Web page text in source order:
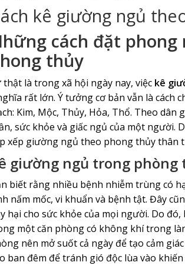
kê giường ngủ
cách đặt
thủy
thật là trong xã hội ngày nay, việc kê
rất lớn. Ý tưởng cơ bản vẫn là
Kim, Mộc, Thủy, Hỏa, Thổ. Theo
sức khỏe và giấc ngủ của một người.
xếp giường ngủ theo phong thủy thân
giường ngủ trong
biết rằng nhiều bệnh nhiễm trùng có
nấm mốc, vi khuẩn và bệnh tật. Đây
hại cho sức khỏe của mọi người. Do
một căn phòng có không khí trong
nên mở suốt cả ngày để tạo cảm
ban đêm để tránh gió độc lùa vào